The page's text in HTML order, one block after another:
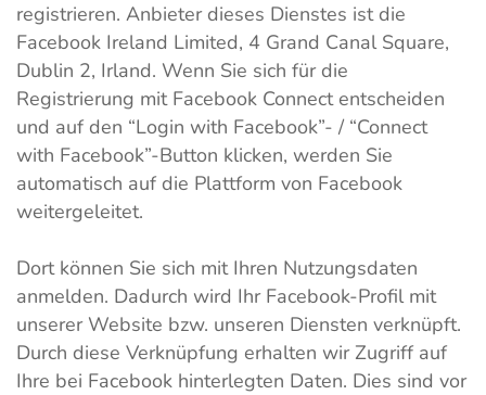
registrieren. Anbieter dieses Dienstes ist die
Facebook Ireland Limited, 4 Grand Canal Square,
Dublin 2, Irland. Wenn Sie sich für die
Registrierung mit Facebook Connect entscheiden
und auf den “Login with Facebook”- / “Connect
with Facebook”-Button klicken, werden Sie
automatisch auf die Plattform von Facebook
weitergeleitet.
Dort können Sie sich mit Ihren Nutzungsdaten
anmelden. Dadurch wird Ihr Facebook-Profil mit
unserer Website bzw. unseren Diensten verknüpft.
Durch diese Verknüpfung erhalten wir Zugriff auf
Ihre bei Facebook hinterlegten Daten. Dies sind vor